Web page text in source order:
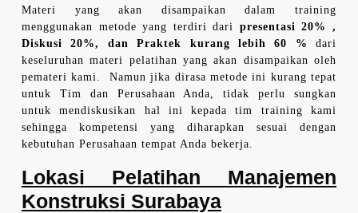
Materi yang akan disampaikan dalam training
menggunakan metode yang terdiri dari presentasi 20% ,
Diskusi 20%, dan Praktek kurang lebih 60 %
dari
keseluruhan materi pelatihan yang akan disampaikan oleh
pemateri kami. Namun jika dirasa metode ini kurang tepat
untuk Tim dan Perusahaan Anda, tidak perlu sungkan
untuk mendiskusikan hal ini kepada tim training kami
sehingga kompetensi yang diharapkan sesuai dengan
kebutuhan Perusahaan tempat Anda bekerja.
Lokasi Pelatihan Manajemen
Konstruksi Surabaya